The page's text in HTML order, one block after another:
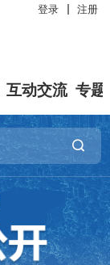
登录 注册
互动交流 专题